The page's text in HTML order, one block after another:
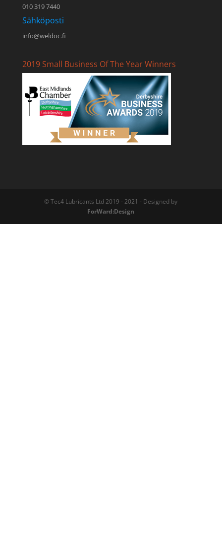
010 319 7440
Sähköposti
info@weldoc.fi
2019 Small Business Of The Year Winners
© Tec4 Lubricants Ltd 2019 - 2021 - Designed by
ForWard:Design